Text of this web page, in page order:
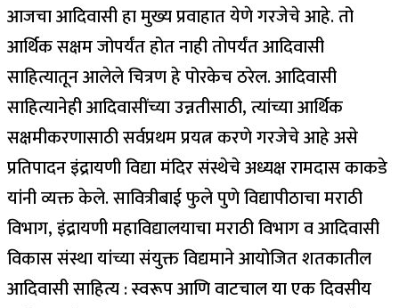
आजचा आदिवासी हा मुख्य प्रवाहात येणे गरजेचे आहे. तो
आर्थिक सक्षम जोपर्यंत होत नाही तोपर्यंत आदिवासी
साहित्यातून आलेले चित्रण हे पोरकेच ठरेल. आदिवासी
साहित्यानेही आदिवासींच्या उन्नतीसाठी, त्यांच्या आर्थिक
सक्षमीकरणासाठी सर्वप्रथम प्रयत्न करणे गरजेचे आहे असे
प्रतिपादन इंद्रायणी विद्या मंदिर संस्थेचे अध्यक्ष रामदास काकडे
यांनी व्यक्त केले. सावित्रीबाई फुले पुणे विद्यापीठाचा मराठी
विभाग, इंद्रायणी महाविद्यालयाचा मराठी विभाग व आदिवासी
विकास संस्था यांच्या संयुक्त विद्यमाने आयोजित शतकातील
आदिवासी साहित्य : स्वरूप आणि वाटचाल या एक दिवसीय